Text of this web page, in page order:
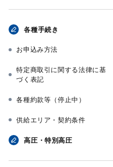
各種手続き
お申込み方法
特定商取引に関する法律に基
づく表記
各種約款等（停止中）
供給エリア・契約条件
高圧・特別高圧